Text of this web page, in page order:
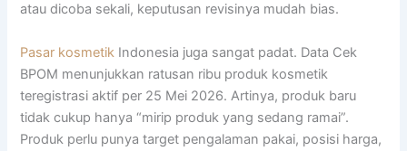
atau dicoba sekali, keputusan revisinya mudah bias.
Pasar kosmetik Indonesia juga sangat padat. Data Cek
BPOM menunjukkan ratusan ribu produk kosmetik
teregistrasi aktif per 25 Mei 2026. Artinya, produk baru
tidak cukup hanya “mirip produk yang sedang ramai”.
Produk perlu punya target pengalaman pakai, posisi harga,